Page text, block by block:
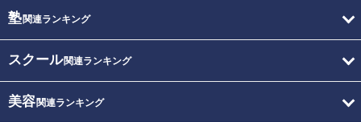
塾関連ランキング
スクール関連ランキング
美容関連ランキング